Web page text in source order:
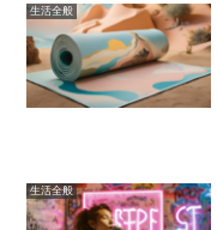
生活全般
生活全般